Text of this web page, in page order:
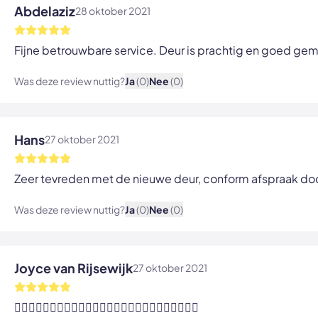
Abdelaziz28 oktober 2021
Fijne betrouwbare service. Deur is prachtig en goed
Was deze review nuttig?Ja(0)Nee(0)
Hans27 oktober 2021
Zeer tevreden met de nieuwe deur, conform afspraak
Was deze review nuttig?Ja(0)Nee(0)
Joyce van Rijsewijk27 oktober 2021
👍🏼👍🏼👍🏼👍🏼👍🏼👍🏼👍🏼👍🏼👍🏼👍🏼👍🏼👍🏼👍🏼